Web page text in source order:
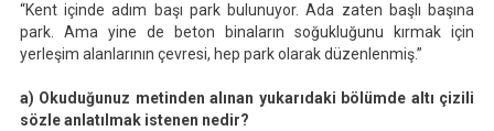
“Kent içinde adım başı park bulunuyor. Ada zaten başlı başına
park. Ama yine de beton binaların soğukluğunu kırmak için
yerleşim alanlarının çevresi, hep park olarak düzenlenmiş.”
a) Okuduğunuz metinden alınan yukarıdaki bölümde altı çizili
sözle anlatılmak istenen nedir?